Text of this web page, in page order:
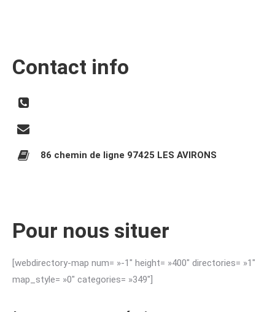
Contact info
86 chemin de ligne 97425 LES AVIRONS
Pour nous situer
[webdirectory-map num= »-1″ height= »400″ directories= »1″
map_style= »0″ categories= »349″]